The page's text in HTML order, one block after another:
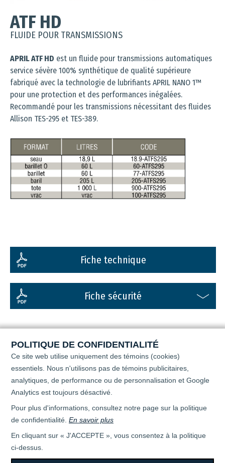
ATF HD
FLUIDE POUR TRANSMISSIONS
APRIL ATF HD est un fluide pour transmissions automatiques
service sévère 100% synthétique de qualité supérieure
fabriqué avec la technologie de lubrifiants APRIL NANO 1™
pour une protection et des performances inégalées.
Recommandé pour les transmissions nécessitant des fluides
Allison TES-295 et TES-389.
Fiche technique
Fiche sécurité
Tous droits réservés © 2026 - April Super Flo -
TERMES D'UTILISATION ET POLITIQUE DE CONFIDENTIALITÉ
POLITIQUE DE CONFIDENTIALITÉ
Ce site web utilise uniquement des témoins (cookies)
essentiels. Nous n'utilisons pas de témoins publicitaires,
analytiques, de performance ou de personnalisation et Google
Analytics est toujours désactivé.
Pour plus d'informations, consultez notre page sur la politique
de confidentialité. En savoir plus
En cliquant sur « J'ACCEPTE », vous consentez à la politique
ci-dessus.